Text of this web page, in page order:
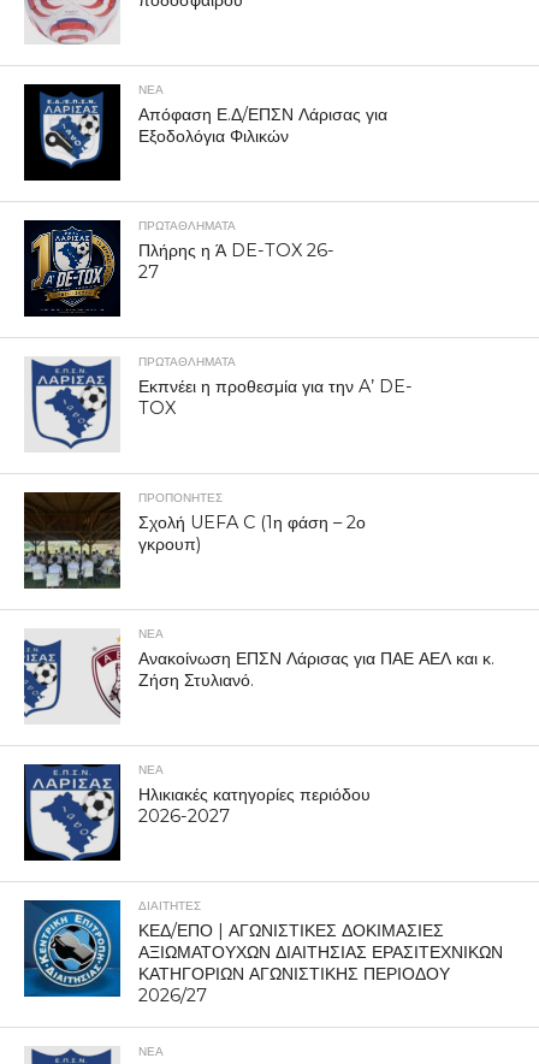
ΝΕΑ
Απόφαση Ε.Δ/ΕΠΣΝ Λάρισας για
Εξοδολόγια Φιλικών
ΠΡΩΤΑΘΛΉΜΑΤΑ
Πλήρης η Ά DE-TOX 26-
27
ΠΡΩΤΑΘΛΉΜΑΤΑ
Εκπνέει η προθεσμία για την A’ DE-
TOX
ΠΡΟΠΟΝΗΤΈΣ
Σχολή UEFA C (1η φάση – 2ο
γκρουπ)
ΝΕΑ
Ανακοίνωση ΕΠΣΝ Λάρισας για ΠΑΕ ΑΕΛ και κ.
Ζήση Στυλιανό.
ΝΕΑ
Ηλικιακές κατηγορίες περιόδου
2026-2027
ΔΙΑΙΤΗΤΕΣ
ΚΕΔ/ΕΠΟ | ΑΓΩΝΙΣΤΙΚΕΣ ΔΟΚΙΜΑΣΙΕΣ
ΑΞΙΩΜΑΤΟΥΧΩΝ ΔΙΑΙΤΗΣΙΑΣ ΕΡΑΣΙΤΕΧΝΙΚΩΝ
ΚΑΤΗΓΟΡΙΩΝ ΑΓΩΝΙΣΤΙΚΗΣ ΠΕΡΙΟΔΟΥ
2026/27
ΝΕΑ